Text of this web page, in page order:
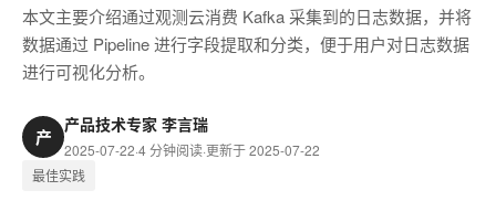
本文主要介绍通过观测云消费 Kafka 采集到的日志数据，并将
数据通过 Pipeline 进行字段提取和分类，便于用户对日志数据
进行可视化分析。
产
产品技术专家 李言瑞
2025-07-22·4 分钟阅读·更新于 2025-07-22
最佳实践